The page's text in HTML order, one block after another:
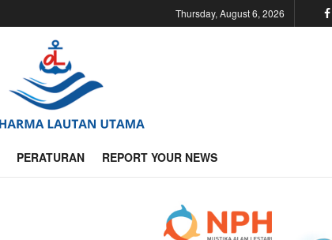
Thursday, August 6, 2026
PERATURAN REPORT YOUR NEWS